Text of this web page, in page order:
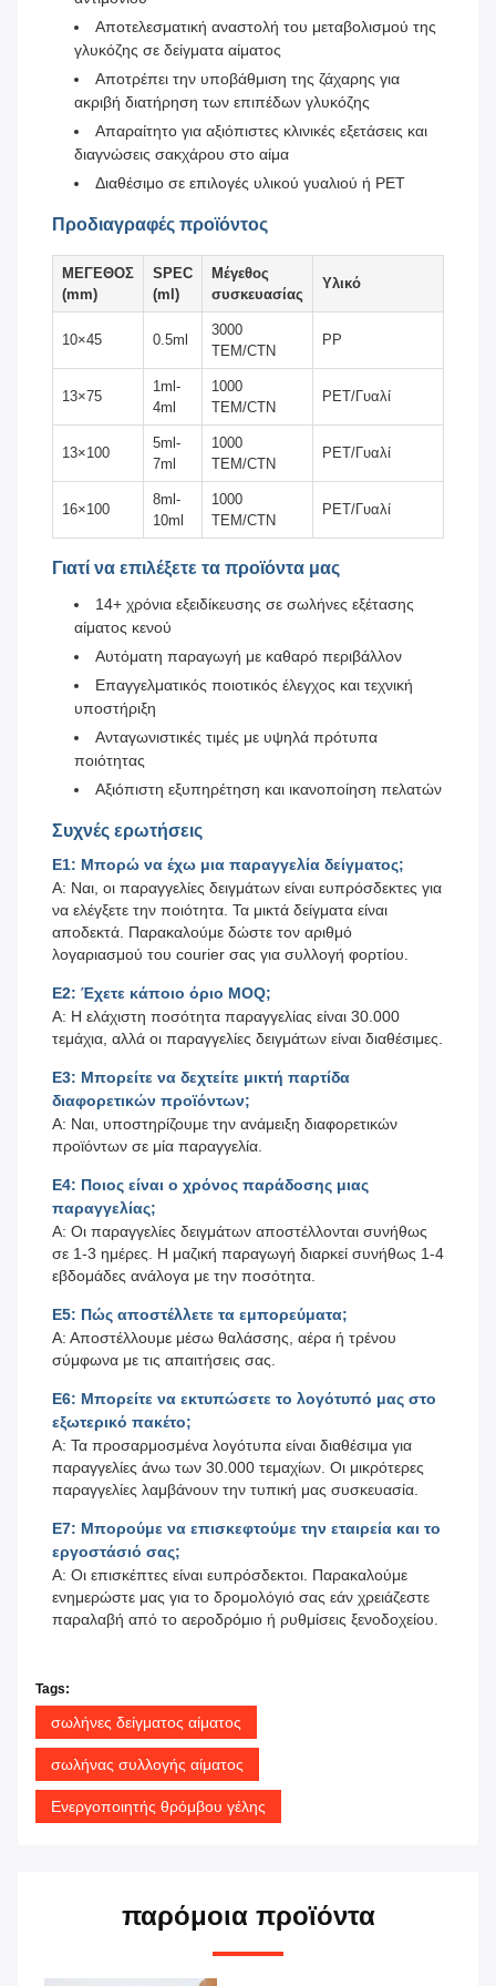
Αποτελεσματική αναστολή του μεταβολισμού της
γλυκόζης σε δείγματα αίματος
Αποτρέπει την υποβάθμιση της ζάχαρης για
ακριβή διατήρηση των επιπέδων γλυκόζης
Απαραίτητο για αξιόπιστες κλινικές εξετάσεις και
διαγνώσεις σακχάρου στο αίμα
Διαθέσιμο σε επιλογές υλικού γυαλιού ή PET
Προδιαγραφές προϊόντος
ΜΕΓΕΘΟΣ
(mm)
SPEC
(ml)
Μέγεθος
συσκευασίας
Υλικό
10×45 0.5ml
3000
ΤΕΜ/CTN
PP
13×75
1ml-
4ml
1000
ΤΕΜ/CTN
PET/Γυαλί
13×100
5ml-
7ml
1000
ΤΕΜ/CTN
PET/Γυαλί
16×100
8ml-
10ml
1000
ΤΕΜ/CTN
PET/Γυαλί
Γιατί να επιλέξετε τα προϊόντα μας
14+ χρόνια εξειδίκευσης σε σωλήνες εξέτασης
αίματος κενού
Αυτόματη παραγωγή με καθαρό περιβάλλον
Επαγγελματικός ποιοτικός έλεγχος και τεχνική
υποστήριξη
Ανταγωνιστικές τιμές με υψηλά πρότυπα
ποιότητας
Αξιόπιστη εξυπηρέτηση και ικανοποίηση πελατών
Συχνές ερωτήσεις
Ε1: Μπορώ να έχω μια παραγγελία δείγματος;
Α: Ναι, οι παραγγελίες δειγμάτων είναι ευπρόσδεκτες για
να ελέγξετε την ποιότητα. Τα μικτά δείγματα είναι
αποδεκτά. Παρακαλούμε δώστε τον αριθμό
λογαριασμού του courier σας για συλλογή φορτίου.
Ε2: Έχετε κάποιο όριο MOQ;
Α: Η ελάχιστη ποσότητα παραγγελίας είναι 30.000
τεμάχια, αλλά οι παραγγελίες δειγμάτων είναι διαθέσιμες.
Ε3: Μπορείτε να δεχτείτε μικτή παρτίδα
διαφορετικών προϊόντων;
Α: Ναι, υποστηρίζουμε την ανάμειξη διαφορετικών
προϊόντων σε μία παραγγελία.
Ε4: Ποιος είναι ο χρόνος παράδοσης μιας
παραγγελίας;
Α: Οι παραγγελίες δειγμάτων αποστέλλονται συνήθως
σε 1-3 ημέρες. Η μαζική παραγωγή διαρκεί συνήθως 1-4
εβδομάδες ανάλογα με την ποσότητα.
Ε5: Πώς αποστέλλετε τα εμπορεύματα;
Α: Αποστέλλουμε μέσω θαλάσσης, αέρα ή τρένου
σύμφωνα με τις απαιτήσεις σας.
Ε6: Μπορείτε να εκτυπώσετε το λογότυπό μας στο
εξωτερικό πακέτο;
Α: Τα προσαρμοσμένα λογότυπα είναι διαθέσιμα για
παραγγελίες άνω των 30.000 τεμαχίων. Οι μικρότερες
παραγγελίες λαμβάνουν την τυπική μας συσκευασία.
Ε7: Μπορούμε να επισκεφτούμε την εταιρεία και το
εργοστάσιό σας;
Α: Οι επισκέπτες είναι ευπρόσδεκτοι. Παρακαλούμε
ενημερώστε μας για το δρομολόγιό σας εάν χρειάζεστε
παραλαβή από το αεροδρόμιο ή ρυθμίσεις ξενοδοχείου.
Tags:
σωλήνες δείγματος αίματος
σωλήνας συλλογής αίματος
Ενεργοποιητής θρόμβου γέλης
παρόμοια προϊόντα